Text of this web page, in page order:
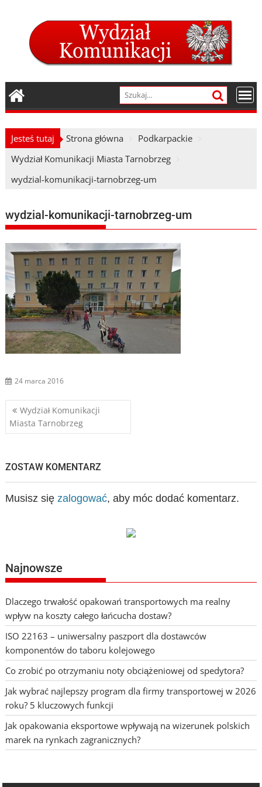
Jesteś tutaj Strona główna
Podkarpackie
Wydział Komunikacji Miasta Tarnobrzeg
wydzial-komunikacji-tarnobrzeg-um
wydzial-komunikacji-tarnobrzeg-um
24 marca 2016
Nawigacja
wpisu
Wydział Komunikacji
Miasta Tarnobrzeg
ZOSTAW KOMENTARZ
Musisz się zalogować, aby móc dodać komentarz.
Najnowsze
Dlaczego trwałość opakowań transportowych ma realny
wpływ na koszty całego łańcucha dostaw?
ISO 22163 – uniwersalny paszport dla dostawców
komponentów do taboru kolejowego
Co zrobić po otrzymaniu noty obciążeniowej od spedytora?
Jak wybrać najlepszy program dla firmy transportowej w 2026
roku? 5 kluczowych funkcji
Jak opakowania eksportowe wpływają na wizerunek polskich
marek na rynkach zagranicznych?